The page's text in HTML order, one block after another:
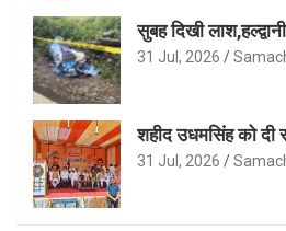
सुबह दिखी
31 Jul, 2026
शहीद उधमसिंह को दी
31 Jul, 2026